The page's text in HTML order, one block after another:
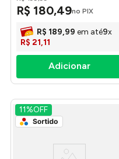
R$ 180,49no PIX
R$ 189,99 em até9x
R$ 21,11
11%OFF